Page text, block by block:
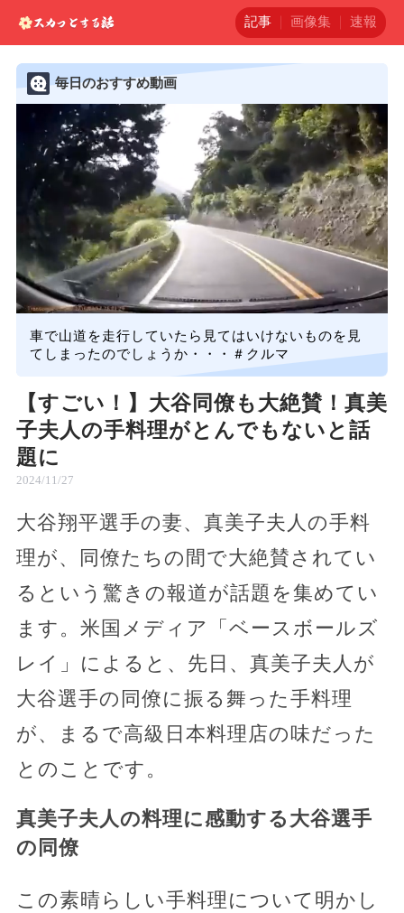
記事 画像集 速報
毎日のおすすめ動画
車で山道を走行していたら見てはいけないものを見
てしまったのでしょうか・・・＃クルマ
【すごい！】大谷同僚も大絶賛！真美
子夫人の手料理がとんでもないと話
題に
2024/11/27
大谷翔平選手の妻、真美子夫人の手料
理が、同僚たちの間で大絶賛されてい
るという驚きの報道が話題を集めてい
ます。米国メディア「ベースボールズ
レイ」によると、先日、真美子夫人が
大谷選手の同僚に振る舞った手料理
が、まるで高級日本料理店の味だった
とのことです。
真美子夫人の料理に感動する大谷選手
の同僚
この素晴らしい手料理について明かし